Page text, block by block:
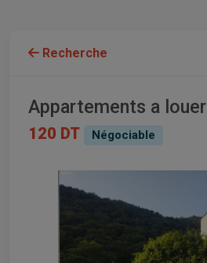
Recherche
Appartements a louer
120 DT Négociable